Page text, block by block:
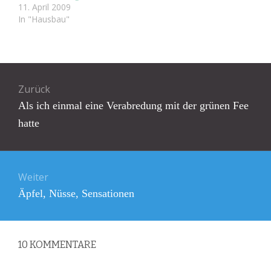
11. April 2009
In "Hausbau"
Zurück
Vorheriger
Beitrag:
Als ich einmal eine Verabredung mit der grünen Fee
hatte
Weiter
Nächster
Äpfel, Nüsse, Sensationen
10 KOMMENTARE